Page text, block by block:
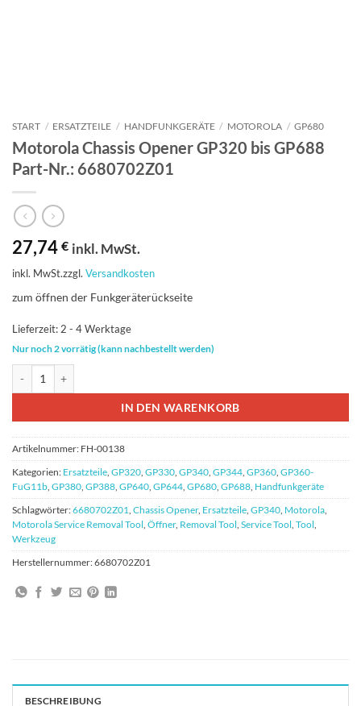
START / ERSATZTEILE / HANDFUNKGERÄTE / MOTOROLA / GP680
Motorola Chassis Opener GP320 bis GP688
Part-Nr.: 6680702Z01
27,74 € inkl. MwSt.
inkl. MwSt.zzgl. Versandkosten
zum öffnen der Funkgeräterückseite
Lieferzeit:2 - 4 Werktage
Nur noch 2 vorrätig (kann nachbestellt werden)
IN DEN WARENKORB
Artikelnummer: FH-00138
Kategorien: Ersatzteile GP320 GP330 GP340 GP344 GP360 GP360-
FuG11b GP380 GP388 GP640 GP644 GP680 GP688 Handfunkgeräte
Schlagwörter:6680702Z01 Chassis Opener, Ersatzteile GP340 Motorola
Motorola Service Removal Tool Öffner, Removal Tool Service Tool Tool
Werkzeug
Herstellernummer:6680702Z01
BESCHREIBUNG